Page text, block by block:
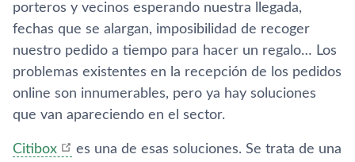
porteros y vecinos esperando nuestra llegada,
fechas que se alargan, imposibilidad de recoger
nuestro pedido a tiempo para hacer un regalo… Los
problemas existentes en la recepción de los pedidos
online son innumerables, pero ya hay soluciones
que van apareciendo en el sector.
Citibox
es una de esas soluciones. Se trata de una